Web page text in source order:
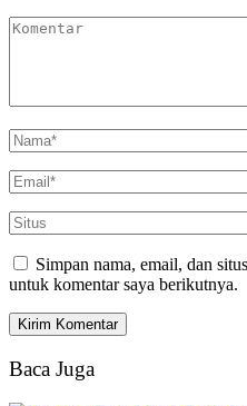
Simpan nama, email, dan
untuk komentar saya berikutnya.
Baca Juga